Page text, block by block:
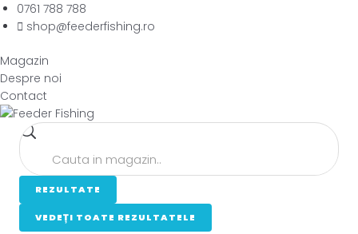
Skip
to
0761 788 788
shop@feederfishing.ro
Magazin
Despre noi
Contact
Search
REZULTATE
VEDEȚI TOATE REZULTATELE